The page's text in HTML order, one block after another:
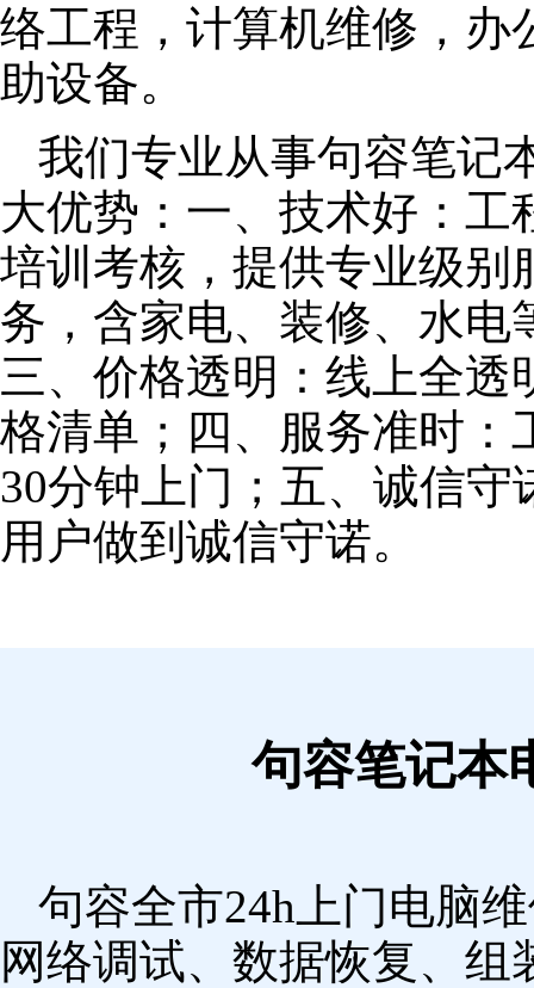
络工程，计算机维修，办
助设备。
我们专业从事句容笔记
大优势：一、技术好：
培训考核，提供专业级别
务，含家电、装修、水电
三、价格透明：线上全
格清单；四、服务准时：
30分钟上门；五、诚信
用户做到诚信守诺。
句容笔记本
句容全市24h上门电脑
网络调试、数据恢复、